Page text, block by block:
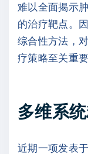
难以全面揭示
的治疗靶点。
综合性方法，
疗策略至关重要
多维系
近期一项发表